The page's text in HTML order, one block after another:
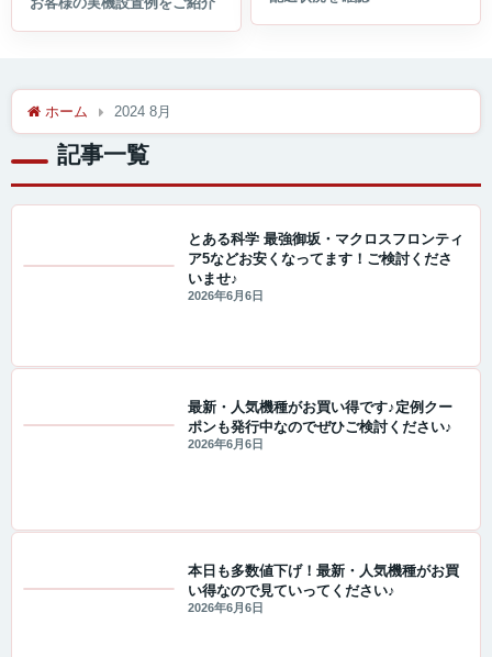
ホーム 2024 8月
記事一覧
とある科学 最強御坂・マクロスフロンティ
ア5などお安くなってます！ご検討くださ
いませ♪
2026年6月6日
最新・人気機種がお買い得です♪定例クー
ポンも発行中なのでぜひご検討ください♪
2026年6月6日
本日も多数値下げ！最新・人気機種がお買
い得なので見ていってください♪
2026年6月6日